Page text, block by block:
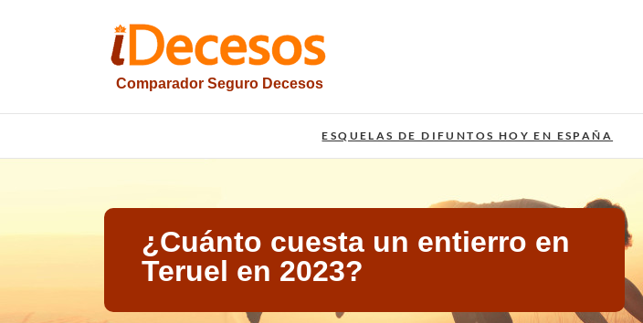
Comparador Seguro Decesos
iesquelas ESQUELAS DE DIFUNTOS HOY EN ESPAÑA
¿Cuánto cuesta un entierro en
Teruel en 2023?